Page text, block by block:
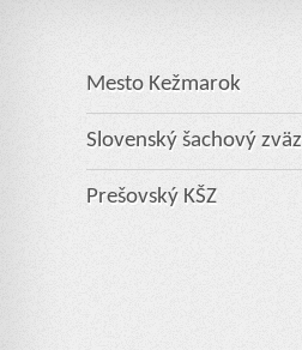
Mesto Kežmarok
Slovenský šachový zväz
Prešovský KŠZ